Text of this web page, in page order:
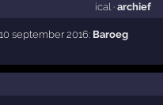
ical· archief
september 2016: Baroeg